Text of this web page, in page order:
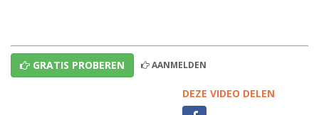
GRATIS PROBEREN AANMELDEN
DEZE VIDEO DELEN